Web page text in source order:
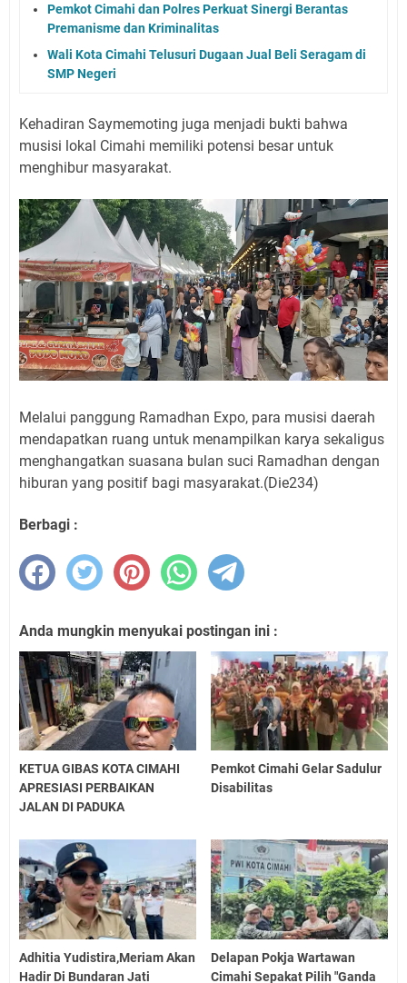
Pemkot Cimahi dan Polres Perkuat Sinergi Berantas
Premanisme dan Kriminalitas
Wali Kota Cimahi Telusuri Dugaan Jual Beli Seragam di
SMP Negeri
Kehadiran Saymemoting juga menjadi bukti bahwa
musisi lokal Cimahi memiliki potensi besar untuk
menghibur masyarakat.
Melalui panggung Ramadhan Expo, para musisi daerah
mendapatkan ruang untuk menampilkan karya sekaligus
menghangatkan suasana bulan suci Ramadhan dengan
hiburan yang positif bagi masyarakat.(Die234)
Berbagi :
Anda mungkin menyukai postingan ini :
KETUA GIBAS KOTA CIMAHI
APRESIASI PERBAIKAN
JALAN DI PADUKA
Pemkot Cimahi Gelar Sadulur
Disabilitas
Adhitia Yudistira,Meriam Akan
Hadir Di Bundaran Jati
Delapan Pokja Wartawan
Cimahi Sepakat Pilih "Ganda